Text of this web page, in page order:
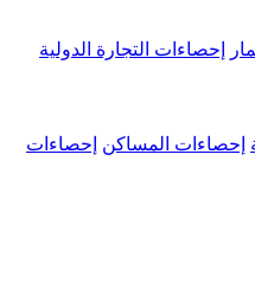
إحصاءات التجارة الدولية
إحصاءات المساكن إحصاءات